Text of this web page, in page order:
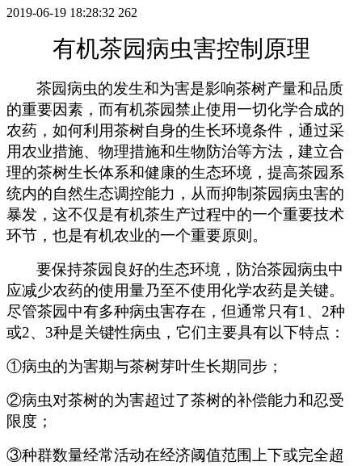
2019-06-19 18:28:32 262
有机茶园病虫害控制原理
茶园病虫的发生和为害是影响茶树产量和品质
的重要因素，而有机茶园禁止使用一切化学合成的
农药，如何利用茶树自身的生长环境条件，通过采
用农业措施、物理措施和生物防治等方法，建立合
理的茶树生长体系和健康的生态环境，提高茶园系
统内的自然生态调控能力，从而抑制茶园病虫害的
暴发，这不仅是有机茶生产过程中的一个重要技术
环节，也是有机农业的一个重要原则。
要保持茶园良好的生态环境，防治茶园病虫中
应减少农药的使用量乃至不使用化学农药是关键。
尽管茶园中有多种病虫害存在，但通常只有1、2种
或2、3种是关键性病虫，它们主要具有以下特点：
①病虫的为害期与茶树芽叶生长期同步；
②病虫对茶树的为害超过了茶树的补偿能力和忍受
限度；
③种群数量经常活动在经济阈值范围上下或完全超